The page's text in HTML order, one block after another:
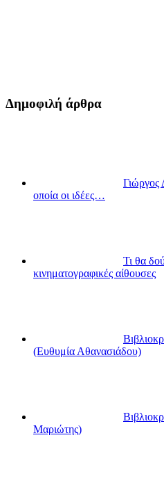
Δημοφιλή άρθρα
Γιώργος
οποία οι ιδέες…
Τι θα
κινηματογραφικές αίθουσες
(Ευθυμία Αθανασιάδου)
Μαριώτης)